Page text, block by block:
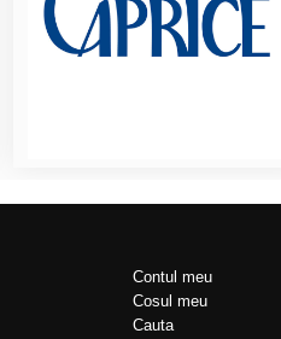
Contul meu
Cosul meu
Cauta